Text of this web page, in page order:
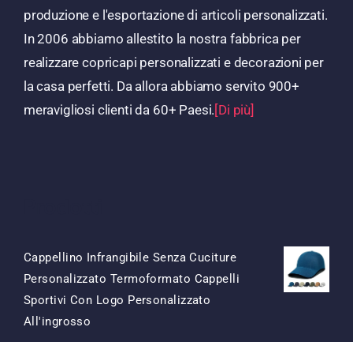
produzione e l'esportazione di articoli personalizzati.
In 2006 abbiamo allestito la nostra fabbrica per
realizzare copricapi personalizzati e decorazioni per
la casa perfetti. Da allora abbiamo servito 900+
meravigliosi clienti da 60+ Paesi.[Di più]
Cappellino Infrangibile Senza Cuciture
Personalizzato Termoformato Cappelli
Sportivi Con Logo Personalizzato
All'ingrosso